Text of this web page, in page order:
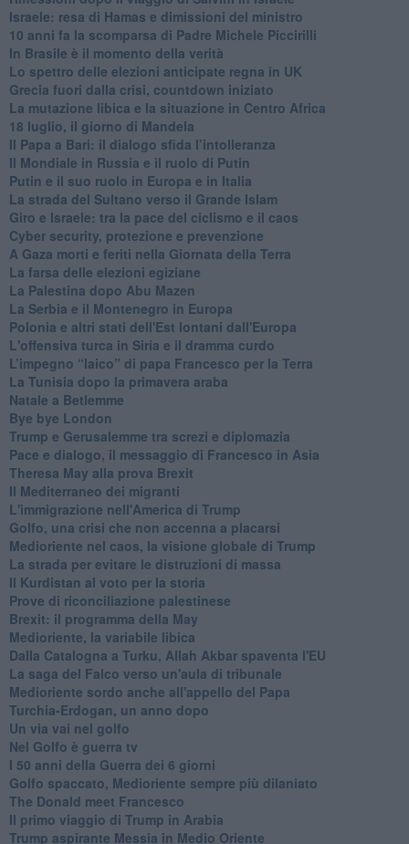
Israele: resa di Hamas e dimissioni del ministro
10 anni fa la scomparsa di Padre Michele Piccirilli
In Brasile è il momento della verità
Lo spettro delle elezioni anticipate regna in UK
Grecia fuori dalla crisi, countdown iniziato
La mutazione libica e la situazione in Centro Africa
18 luglio, il giorno di Mandela
Il Papa a Bari: il dialogo sfida l’intolleranza
Il Mondiale in Russia e il ruolo di Putin
Putin e il suo ruolo in Europa e in Italia
La strada del Sultano verso il Grande Islam
Giro e Israele: tra la pace del ciclismo e il caos
Cyber security, protezione e prevenzione
A Gaza morti e feriti nella Giornata della Terra
La farsa delle elezioni egiziane
La Palestina dopo Abu Mazen
La Serbia e il Montenegro in Europa
Polonia e altri stati dell'Est lontani dall'Europa
L'offensiva turca in Siria e il dramma curdo
L’impegno “laico” di papa Francesco per la Terra
La Tunisia dopo la primavera araba
Natale a Betlemme
Bye bye London
Trump e Gerusalemme tra screzi e diplomazia
Pace e dialogo, il messaggio di Francesco in Asia
Theresa May alla prova Brexit
Il Mediterraneo dei migranti
L'immigrazione nell'America di Trump
Golfo, una crisi che non accenna a placarsi
Medioriente nel caos, la visione globale di Trump
La strada per evitare le distruzioni di massa
Il Kurdistan al voto per la storia
Prove di riconciliazione palestinese
Brexit: il programma della May
Medioriente, la variabile libica
Dalla Catalogna a Turku, Allah Akbar spaventa l'EU
La saga del Falco verso un'aula di tribunale
Medioriente sordo anche all'appello del Papa
Turchia-Erdogan, un anno dopo
Un via vai nel golfo
Nel Golfo è guerra tv
I 50 anni della Guerra dei 6 giorni
Golfo spaccato, Medioriente sempre più dilaniato
The Donald meet Francesco
Il primo viaggio di Trump in Arabia
Trump aspirante Messia in Medio Oriente